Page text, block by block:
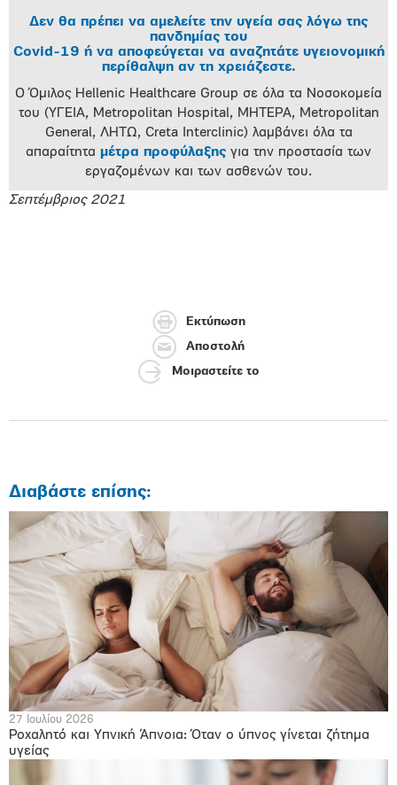
Δεν θα πρέπει να αμελείτε την υγεία σας λόγω της
πανδημίας του
Covid-19 ή να αποφεύγεται να αναζητάτε υγειονομική
περίθαλψη αν τη χρειάζεστε.
Ο Όμιλος Hellenic Healthcare Group σε όλα τα Νοσοκομεία
του (ΥΓΕΙΑ, Metropolitan Hospital, ΜΗΤΕΡΑ, Metropolitan
General, ΛΗΤΩ, Creta Interclinic) λαμβάνει όλα τα
απαραίτητα μέτρα προφύλαξης για την προστασία των
εργαζομένων και των ασθενών του.
Σεπτέμβριος 2021
Εκτύπωση
Αποστολή
Μοιραστείτε το
Διαβάστε επίσης:
27 Ιουλίου 2026
Ροχαλητό και Υπνική Άπνοια: Όταν ο ύπνος γίνεται ζήτημα
υγείας